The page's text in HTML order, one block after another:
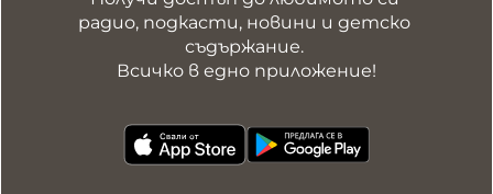
радио, подкасти, новини и детско
съдържание.
Всичко в едно приложение!